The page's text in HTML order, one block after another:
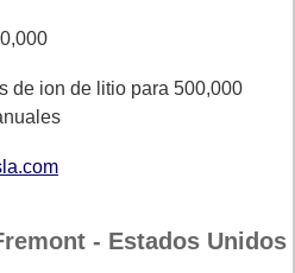
de ion de litio para 500,000
- Estados Unidos